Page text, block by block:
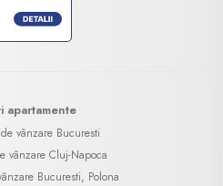
apartamente
vânzare Bucuresti
vânzare Cluj-Napoca
Bucuresti, Polona